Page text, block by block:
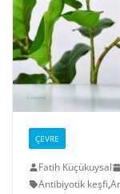
ÇEVRE
Fatih Küçükuysal
Antibiyotik keşfi,